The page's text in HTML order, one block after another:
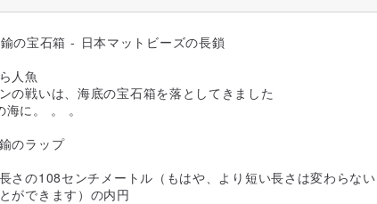
の宝石箱 - 日本マットビーズの長鎖
人魚
の戦いは、海底の宝石箱を落としてきました
に。 。 。
のラップ
さの108センチメートル（もはや、より短い長さは変わらない
ができます）の内円